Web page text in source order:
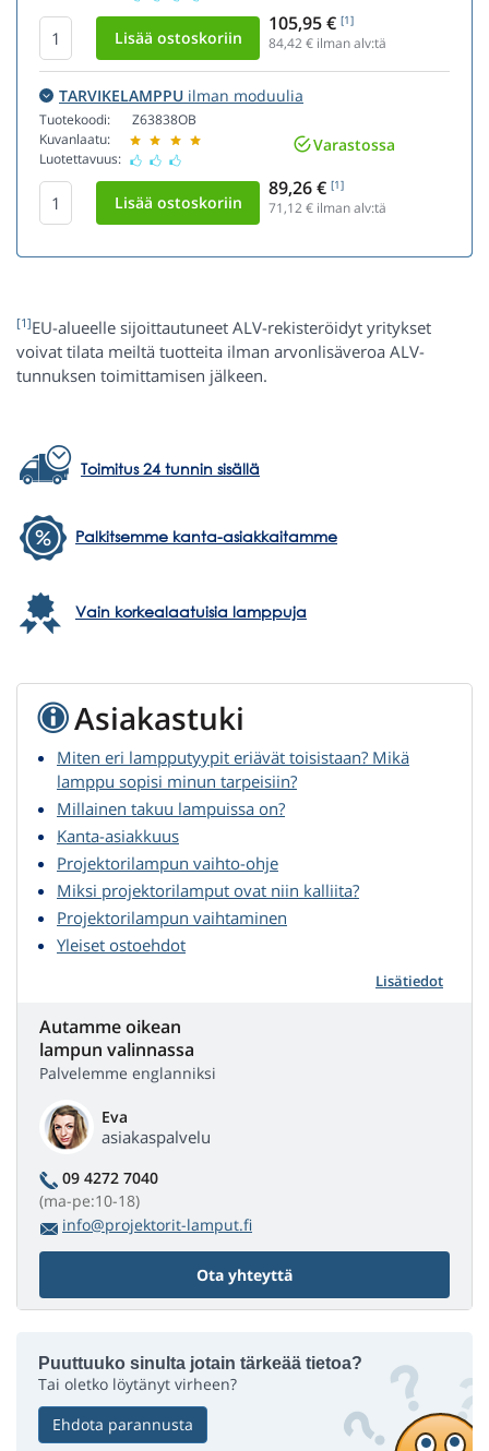
105,95 € [1]
84,42€ ilman alv:tä
TARVIKELAMPPU ilman moduulia
Tuotekoodi:
Kuvanlaatu:
Luotettavuus:
Z63838OB
Varastossa
89,26 € [1]
71,12€ ilman alv:tä
[1]EU-alueelle sijoittautuneet ALV-rekisteröidyt yritykset
voivat tilata meiltä tuotteita ilman arvonlisäveroa ALV-
tunnuksen toimittamisen jälkeen.
Toimitus 24 tunnin sisällä
Palkitsemme kanta-asiakkaitamme
Vain korkealaatuisia lamppuja
Asiakastuki
Miten eri lampputyypit eriävät toisistaan? Mikä
lamppu sopisi minun tarpeisiin?
Millainen takuu lampuissa on?
Kanta-asiakkuus
Projektorilampun vaihto-ohje
Miksi projektorilamput ovat niin kalliita?
Projektorilampun vaihtaminen
Yleiset ostoehdot
Lisätiedot
Autamme oikean
lampun valinnassa
Palvelemme englanniksi
Eva
asiakaspalvelu
09 4272 7040
(ma-pe:10-18)
info@projektorit-lamput.fi
Ota yhteyttä
Puuttuuko sinulta jotain tärkeää tietoa?
Tai oletko löytänyt virheen?
Ehdota parannusta